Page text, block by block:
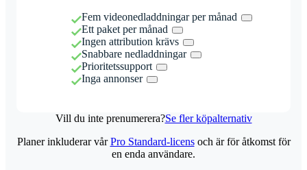
Fem videonedladdningar per månad
Ett paket per månad
Ingen attribution krävs
Snabbare nedladdningar
Prioritetssupport
Inga annonser
Vill du inte prenumerera?Se fler köpalternativ
Planer inkluderar vårPro Standard-licensoch är för åtkomst för
en enda användare.